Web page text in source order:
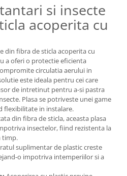
si insecte
acoperita cu
din fibra de sticla acoperita cu
a oferi o protectie eficienta
circulatia aerului in
este ideala pentru cei care
de intretinut pentru a-si pastra
Plasa se potriveste unei game
flexibilitate in instalare.
din fibra de sticla, aceasta plasa
insectelor, fiind rezistenta la
timp.
suplimentar de plastic creste
o impotriva intemperiilor si a